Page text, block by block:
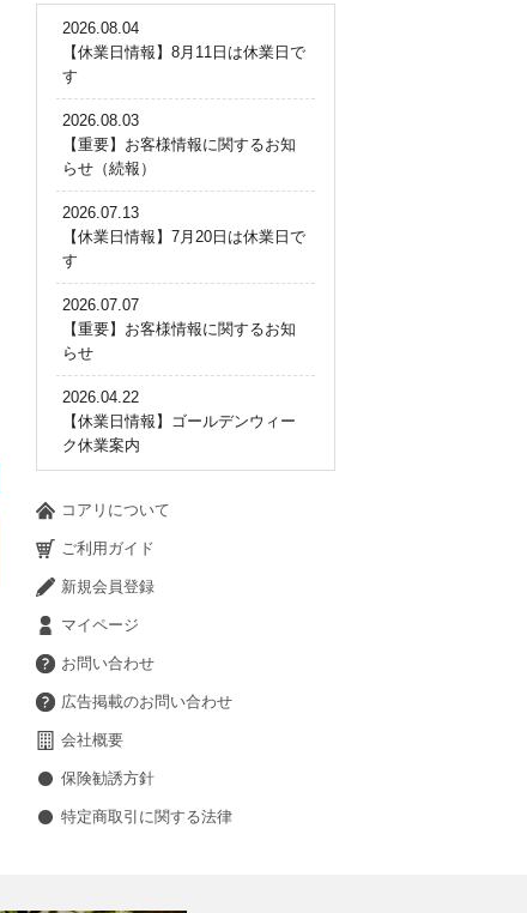
2026.08.04
【休業日情報】8月11日は休業日で
す
2026.08.03
【重要】お客様情報に関するお知
らせ（続報）
2026.07.13
【休業日情報】7月20日は休業日で
す
2026.07.07
【重要】お客様情報に関するお知
らせ
2026.04.22
【休業日情報】ゴールデンウィー
ク休業案内
コアリについて
ご利用ガイド
新規会員登録
マイページ
お問い合わせ
広告掲載のお問い合わせ
会社概要
保険勧誘方針
特定商取引に関する法律